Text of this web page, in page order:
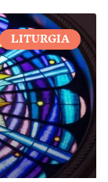
LITURGIA